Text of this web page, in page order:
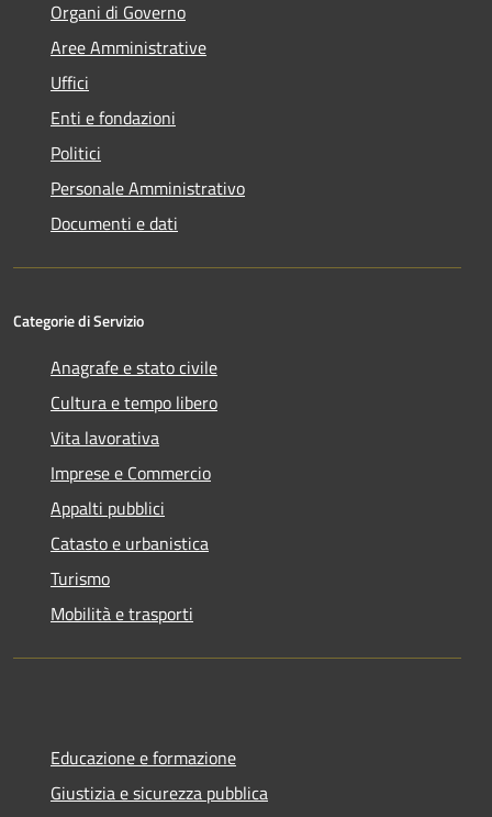
Organi di Governo
Aree Amministrative
Uffici
Enti e fondazioni
Politici
Personale Amministrativo
Documenti e dati
Categorie di Servizio
Anagrafe e stato civile
Cultura e tempo libero
Vita lavorativa
Imprese e Commercio
Appalti pubblici
Catasto e urbanistica
Turismo
Mobilità e trasporti
Educazione e formazione
Giustizia e sicurezza pubblica